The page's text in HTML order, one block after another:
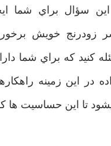
سؤال براي شما
زودرنج خویش
کنید که براي شما
در این زمينه
تا این حساسیت ها